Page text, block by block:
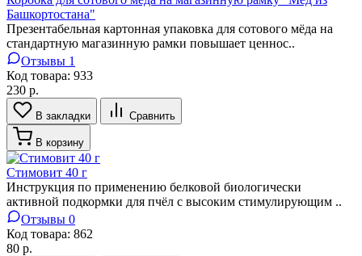
Башкортостана"
Презентабельная картонная упаковка для сотового мёда на
стандартную магазинную рамки повышает ценнос..
Отзывы 1
Код товара: 933
230 р.
В закладки Сравнить
В корзину
Стимовит 40 г
Инструкция по применению белковой биологически
активной подкормки для пчёл с высоким стимулирующим ..
Отзывы 0
Код товара: 862
80 р.